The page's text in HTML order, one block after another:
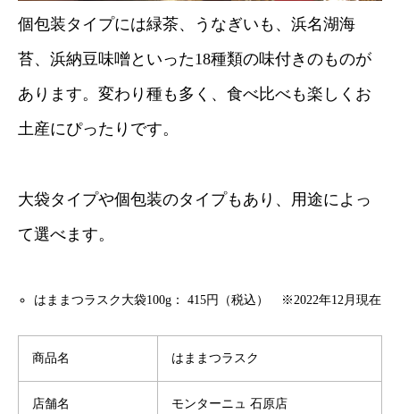
個包装タイプには緑茶、うなぎいも、浜名湖海
苔、浜納豆味噌といった18種類の味付きのものが
あります。変わり種も多く、食べ比べも楽しくお
土産にぴったりです。
大袋タイプや個包装のタイプもあり、用途によっ
て選べます。
はままつラスク大袋100g： 415円（税込） ※2022年12月現在
商品名 はままつラスク
店舗名 モンターニュ 石原店